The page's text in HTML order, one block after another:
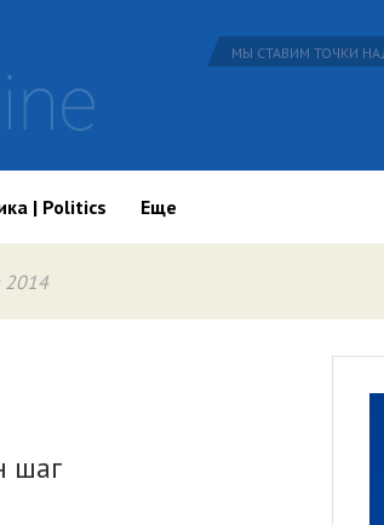
МЫ СТАВИМ ТОЧКИ
| Politics Еще
2014
шаг